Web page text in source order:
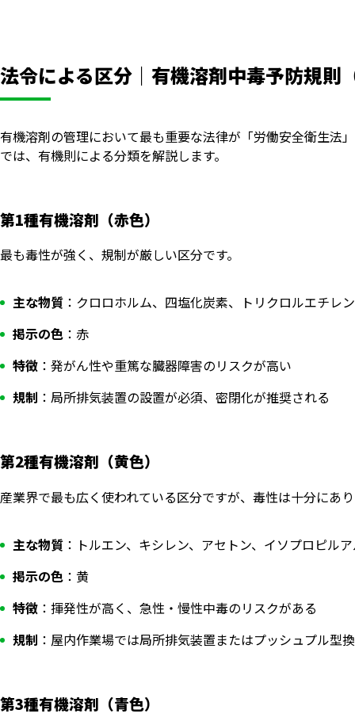
法令による区分｜有機溶剤中毒予防規則
有機溶剤の管理において最も重要な法律が「労働安全衛生法
では、有機則による分類を解説します。
第1種有機溶剤（赤色）
最も毒性が強く、規制が厳しい区分です。
主な物質 ：クロロホルム、四塩化炭素、トリクロルエチレ
掲示の色 ：赤
特徴 ：発がん性や重篤な臓器障害のリスクが高い
規制 ：局所排気装置の設置が必須、密閉化が推奨される
第2種有機溶剤（黄色）
産業界で最も広く使われている区分ですが、毒性は十分にあ
主な物質 ：トルエン、キシレン、アセトン、イソプロピル
掲示の色 ：黄
特徴 ：揮発性が高く、急性・慢性中毒のリスクがある
規制 ：屋内作業場では局所排気装置またはプッシュプル型
第3種有機溶剤（青色）